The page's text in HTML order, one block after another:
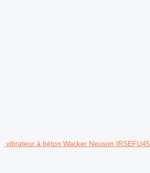
vibrateur à béton Wacker Neuson IRSEFU45